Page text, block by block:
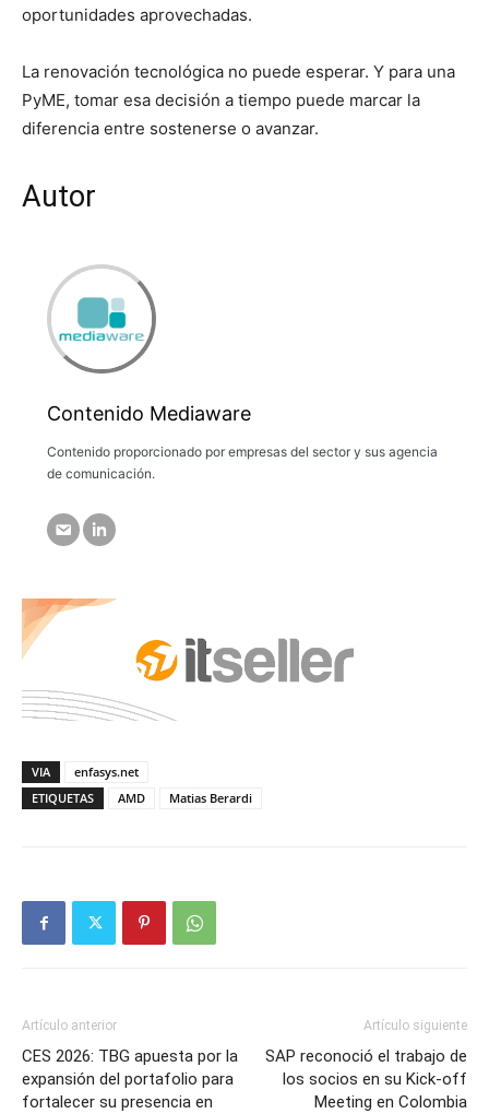
oportunidades aprovechadas.
La renovación tecnológica no puede esperar. Y para una
PyME, tomar esa decisión a tiempo puede marcar la
diferencia entre sostenerse o avanzar.
Autor
Contenido Mediaware
Contenido proporcionado por empresas del sector y sus agencia
de comunicación.
VIA
enfasys.net
ETIQUETAS
AMD Matias Berardi
Artículo anterior
CES 2026: TBG apuesta por la
expansión del portafolio para
fortalecer su presencia en
Artículo siguiente
SAP reconoció el trabajo de
los socios en su Kick-off
Meeting en Colombia